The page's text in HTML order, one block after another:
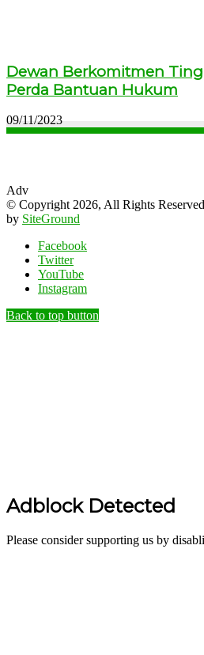
Dewan Berkomitmen
Perda Bantuan Hukum
09/11/2023
Adv
© Copyright 2026, All Rights
by SiteGround
Facebook
Twitter
YouTube
Instagram
Back to top button
Adblock Detected
Please consider supporting us by